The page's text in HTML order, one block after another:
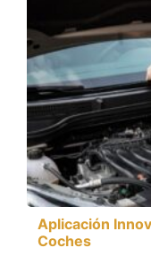
Aplicación
Coches